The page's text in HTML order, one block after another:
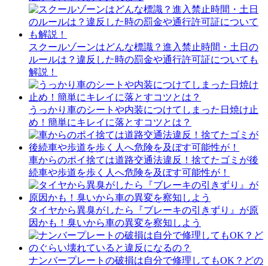
スクールゾーンはどんな標識？進入禁止時間・土日の
ルールは？違反した時の罰金や通行許可証についても
解説！
うっかり車のシートや内装につけてしまった日焼け止
め！簡単にキレイに落とすコツとは？
車からのポイ捨ては道路交通法違反！捨てたゴミが後
続車や歩道を歩く人へ危険を及ぼす可能性が！
タイヤから異臭がしたら『ブレーキの引きずり』が原
因かも！臭いから車の異変を察知しよう
ナンバープレートの破損は自分で修理してもOK？どの